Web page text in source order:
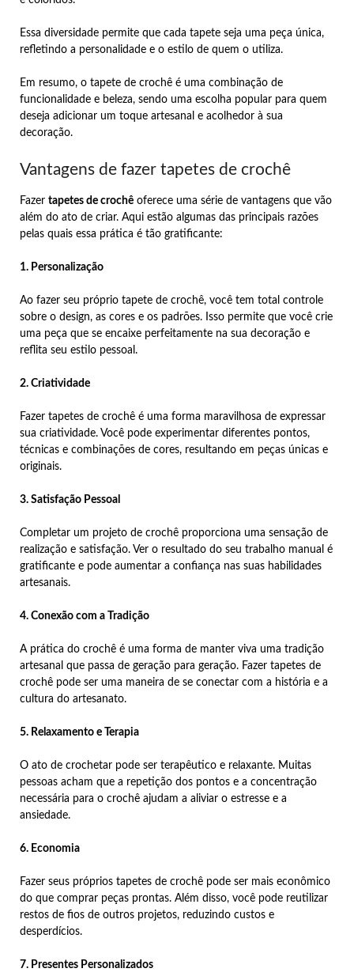
Essa diversidade permite que cada tapete seja uma peça única,
refletindo a personalidade e o estilo de quem o utiliza.
Em resumo, o tapete de crochê é uma combinação de
funcionalidade e beleza, sendo uma escolha popular para quem
deseja adicionar um toque artesanal e acolhedor à sua
decoração.
Vantagens de fazer tapetes de crochê
Fazer tapetes de crochê oferece uma série de vantagens que vão
além do ato de criar. Aqui estão algumas das principais razões
pelas quais essa prática é tão gratificante:
1. Personalização
Ao fazer seu próprio tapete de crochê, você tem total controle
sobre o design, as cores e os padrões. Isso permite que você crie
uma peça que se encaixe perfeitamente na sua decoração e
reflita seu estilo pessoal.
2. Criatividade
Fazer tapetes de crochê é uma forma maravilhosa de expressar
sua criatividade. Você pode experimentar diferentes pontos,
técnicas e combinações de cores, resultando em peças únicas e
originais.
3. Satisfação Pessoal
Completar um projeto de crochê proporciona uma sensação de
realização e satisfação. Ver o resultado do seu trabalho manual é
gratificante e pode aumentar a confiança nas suas habilidades
artesanais.
4. Conexão com a Tradição
A prática do crochê é uma forma de manter viva uma tradição
artesanal que passa de geração para geração. Fazer tapetes de
crochê pode ser uma maneira de se conectar com a história e a
cultura do artesanato.
5. Relaxamento e Terapia
O ato de crochetar pode ser terapêutico e relaxante. Muitas
pessoas acham que a repetição dos pontos e a concentração
necessária para o crochê ajudam a aliviar o estresse e a
ansiedade.
6. Economia
Fazer seus próprios tapetes de crochê pode ser mais econômico
do que comprar peças prontas. Além disso, você pode reutilizar
restos de fios de outros projetos, reduzindo custos e
desperdícios.
7. Presentes Personalizados